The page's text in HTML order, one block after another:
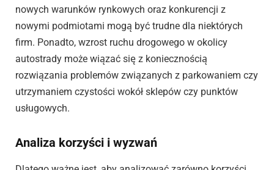
nowych warunków rynkowych oraz konkurencji z
nowymi podmiotami mogą być trudne dla niektórych
firm. Ponadto, wzrost ruchu drogowego w okolicy
autostrady może wiązać się z koniecznością
rozwiązania problemów związanych z parkowaniem czy
utrzymaniem czystości wokół sklepów czy punktów
usługowych.
Analiza korzyści i wyzwań